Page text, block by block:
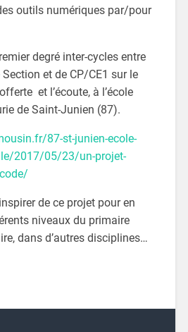
outils numériques par/pour
degré inter-cycles entre
et de CP/CE1 sur le
et l’écoute, à l’école
de Saint-Junien (87).
87-st-junien-ecole-
2017/05/23/un-projet-
de ce projet pour en
niveaux du primaire
dans d’autres disciplines…